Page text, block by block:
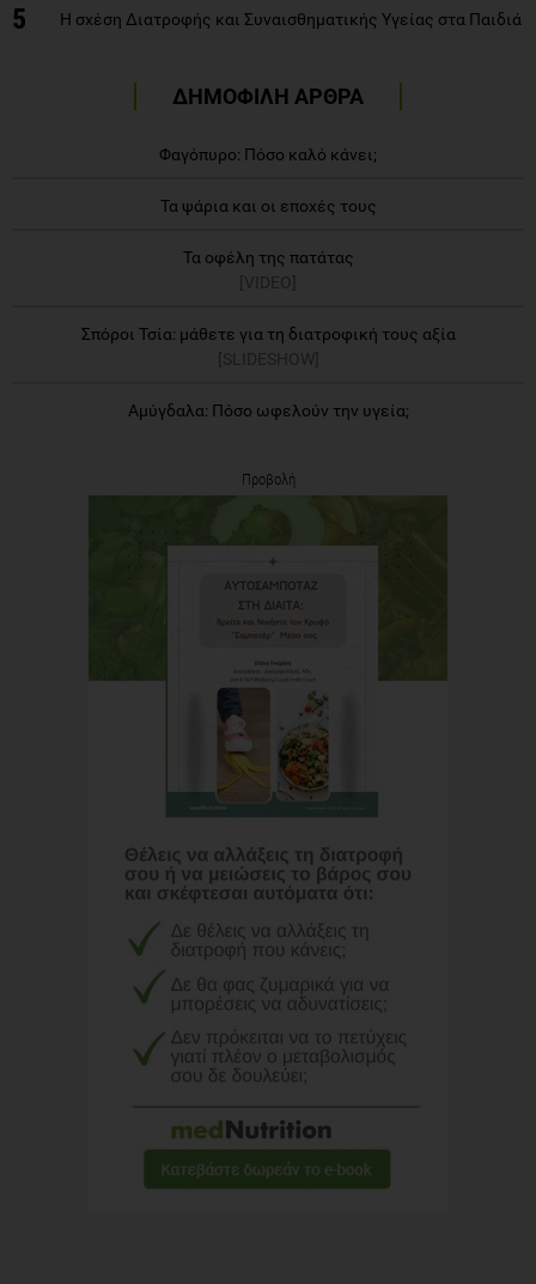
5 H σχέση Διατροφής και Συναισθηματικής Υγείας στα Παιδιά
ΔΗΜΟΦΙΛΗ ΑΡΘΡΑ
Φαγόπυρο: Πόσο καλό κάνει;
Τα ψάρια και οι εποχές τους
Τα οφέλη της πατάτας
[VIDEO]
Σπόροι Τσία: μάθετε για τη διατροφική τους αξία
[SLIDESHOW]
Αμύγδαλα: Πόσο ωφελούν την υγεία;
Προβολή